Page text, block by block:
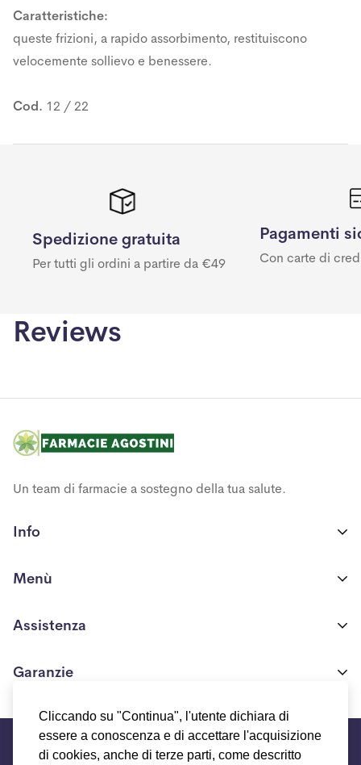
Cliccando su "Continua", l'utente dichiara di
essere a conoscenza e di accettare l'acquisizione
di cookies, anche di terze parti, come descritto
Caratteristiche:
queste frizioni, a rapido assorbimento, restituiscono
velocemente sollievo e benessere.
Cod. 12 / 22
Spedizione gratuita
Per tutti gli ordini a partire da €49
Pagamenti
Con carte di
Reviews
Un team di farmacie a sostegno della tua salute.
Info
Farmacia Ponte Nossa S.R.L
P.IVA 03706550161
Menù
Shop
Blog
Programma fedeltà
Termini e condizioni del servizio
Assistenza
Condizioni generali di vendita
Contattaci
Garanzie
Chi siamo
FAQs
©Farmacie Agostini 2021